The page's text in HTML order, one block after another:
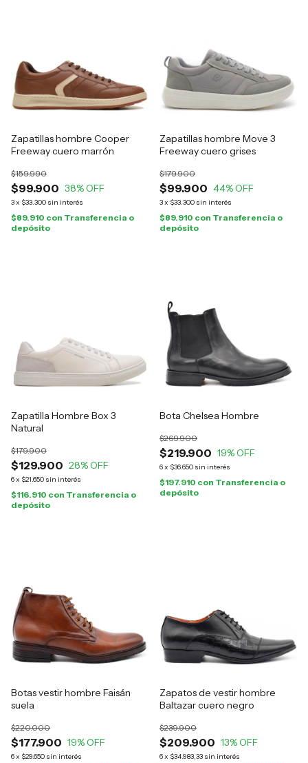
Zapatillas hombre Cooper
Freeway cuero marrón
$99.900
$159.990
38% OFF
3x $33.300 sin interés
$89.910 con Transferencia o
depósito
Zapatillas hombre Move 3
Freeway cuero grises
$99.900
$179.900
44% OFF
3x $33.300 sin interés
$89.910 con Transferencia o
depósito
Zapatilla Hombre Box 3
Natural
$129.900
$179.900
28% OFF
6x $21.650 sin interés
$116.910 con Transferencia o
depósito
Bota Chelsea Hombre
$219.900
$269.900
19% OFF
6x $36.650 sin interés
$197.910 con Transferencia o
depósito
Botas vestir hombre Faisán
suela
$177.900
$220.000
19% OFF
6x $29.650 sin interés
Zapatos de vestir hombre
Baltazar cuero negro
$209.900
$239.900
13% OFF
6x $34.983,33 sin interés